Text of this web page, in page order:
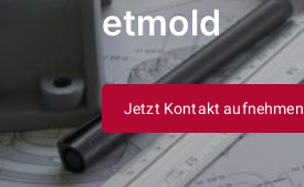
etmold
Jetzt Kontakt aufnehmen